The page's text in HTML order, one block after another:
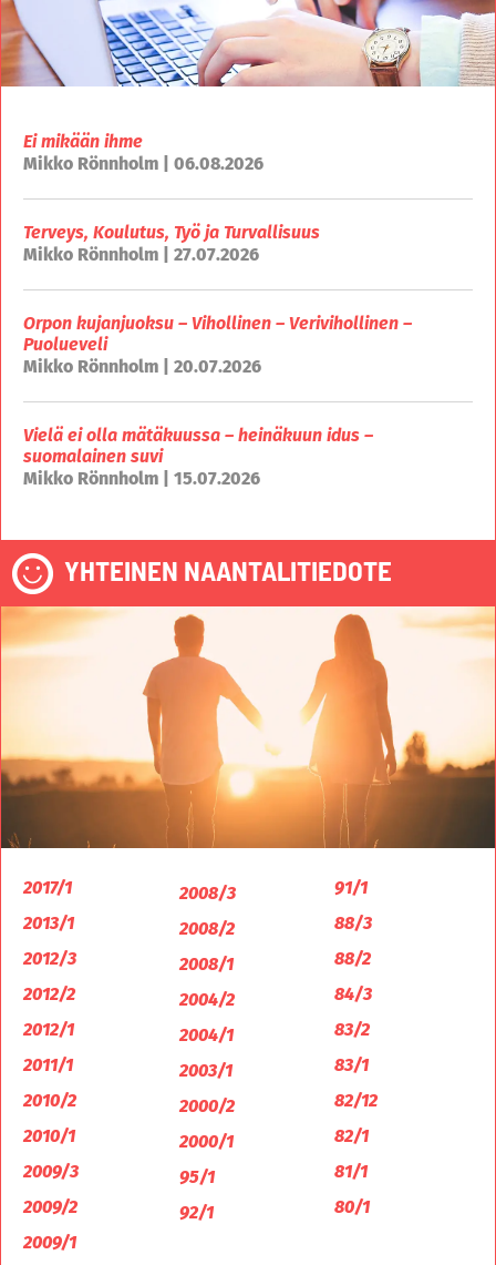
Ei mikään ihme
Mikko Rönnholm | 06.08.2026
Terveys, Koulutus, Työ ja Turvallisuus
Mikko Rönnholm | 27.07.2026
Orpon kujanjuoksu – Vihollinen – Verivihollinen –
Puolueveli
Mikko Rönnholm | 20.07.2026
Vielä ei olla mätäkuussa – heinäkuun idus –
suomalainen suvi
Mikko Rönnholm | 15.07.2026
YHTEINEN NAANTALITIEDOTE
2017/1
2013/1
2012/3
2012/2
2012/1
2011/1
2010/2
2010/1
2009/3
2009/2
2009/1
2008/3
2008/2
2008/1
2004/2
2004/1
2003/1
2000/2
2000/1
95/1
92/1
91/1
88/3
88/2
84/3
83/2
83/1
82/12
82/1
81/1
80/1